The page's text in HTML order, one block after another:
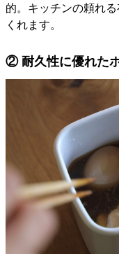
的。キッチンの頼れ
くれます。
② 耐久性に優れた